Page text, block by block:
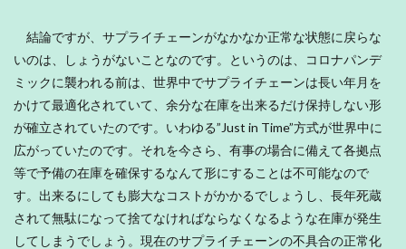
結論ですが、サプライチェーンがなかなか正常な状態に戻らな
いのは、しょうがないことなのです。というのは、コロナパンデ
ミックに襲われる前は、世界中でサプライチェーンは長い年月を
かけて最適化されていて、余分な在庫を出来るだけ保持しない形
が確立されていたのです。いわゆる”Just in Time”方式が世界中に
広がっていたのです。それを今さら、有事の場合に備えて各拠点
等で予備の在庫を確保するなんて形にすることは不可能なので
す。出来るにしても膨大なコストがかかるでしょうし、長年死蔵
されて無駄になって捨てなければならなくなるような在庫が発生
してしまうでしょう。現在のサプライチェーンの不具合の正常化